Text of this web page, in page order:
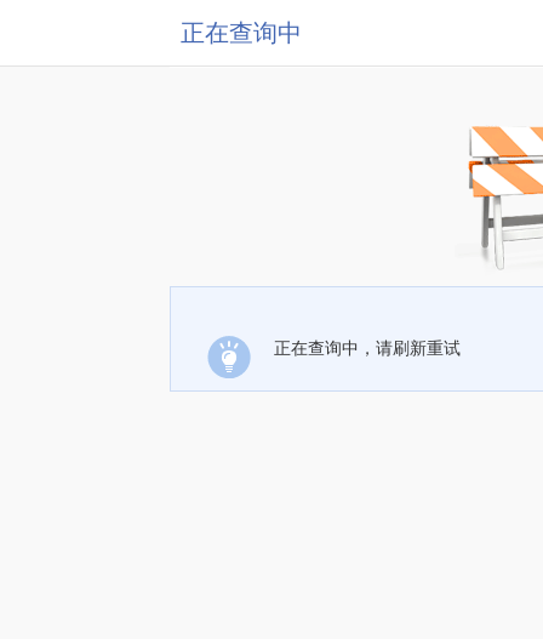
正在查询中
正在查询中，请刷新重试